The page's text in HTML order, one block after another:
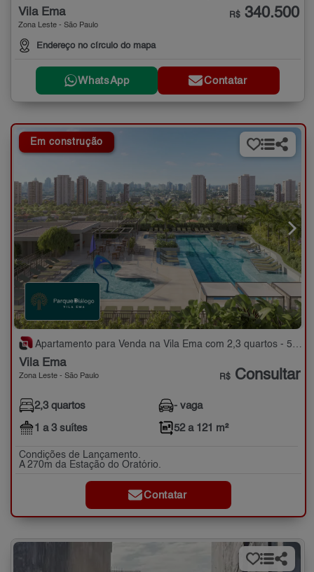
Vila Ema
Zona Leste - São Paulo
Endereço no círculo do mapa
R$ 340.500
WhatsApp Contatar
Em construção
Apartamento para Venda na Vila Ema com 2,3 quartos - 52 a 121 m²
Vila Ema
Zona Leste - São Paulo R$ Consultar
2,3 quartos
1 a 3 suítes
- vaga
52 a 121 m²
Condições de Lançamento.
A 270m da Estação do Oratório.
Contatar